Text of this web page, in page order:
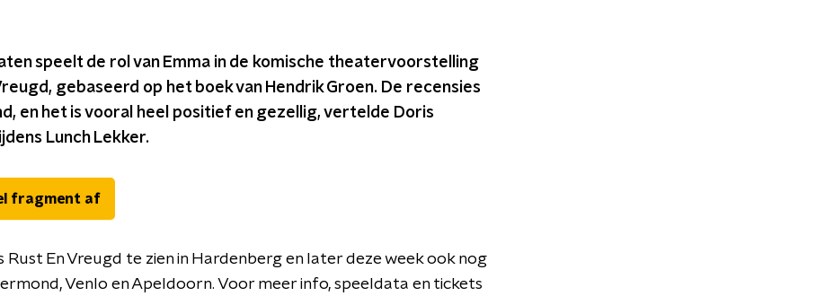
speelt de rol van Emma in de komische theatervoorstelling
gebaseerd op het boek van Hendrik Groen. De recensies
en het is vooral heel positief en gezellig, vertelde Doris
Lunch Lekker.
fragment af
Rust En Vreugd te zien in Hardenberg en later deze week ook nog
Venlo en Apeldoorn. Voor meer info, speeldata en tickets